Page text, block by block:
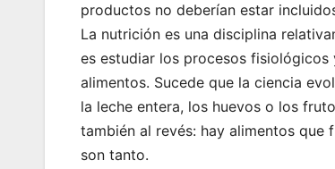
productos no deberían estar
La nutrición es una disciplina
es estudiar los procesos
alimentos. Sucede que la ciencia
la leche entera, los huevos o los
también al revés: hay alimentos que
son tanto.